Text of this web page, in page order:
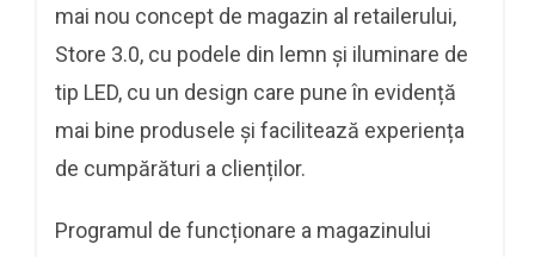
mai nou concept de magazin al retailerului,
Store 3.0, cu podele din lemn și iluminare de
tip LED, cu un design care pune în evidență
mai bine produsele și facilitează experiența
de cumpărături a clienților.
Programul de funcționare a magazinului